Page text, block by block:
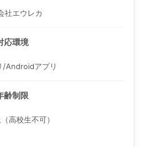
社エウレカ
応環境
/Androidアプリ
齢制限
高校生不可）